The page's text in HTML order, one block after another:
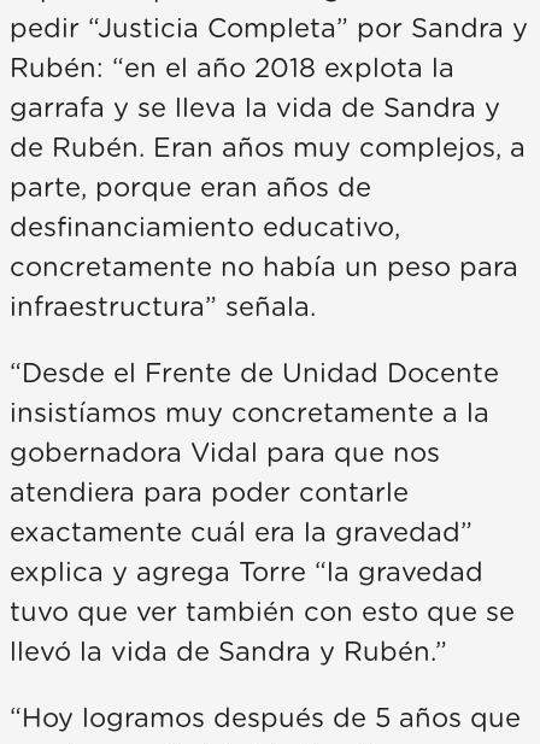
pedir “Justicia Completa” por Sandra y
Rubén: “en el año 2018 explota la
garrafa y se lleva la vida de Sandra y
de Rubén. Eran años muy complejos, a
parte, porque eran años de
desfinanciamiento educativo,
concretamente no había un peso para
infraestructura” señala.
“Desde el Frente de Unidad Docente
insistíamos muy concretamente a la
gobernadora Vidal para que nos
atendiera para poder contarle
exactamente cuál era la gravedad”
explica y agrega Torre “la gravedad
tuvo que ver también con esto que se
llevó la vida de Sandra y Rubén.”
“Hoy logramos después de 5 años que